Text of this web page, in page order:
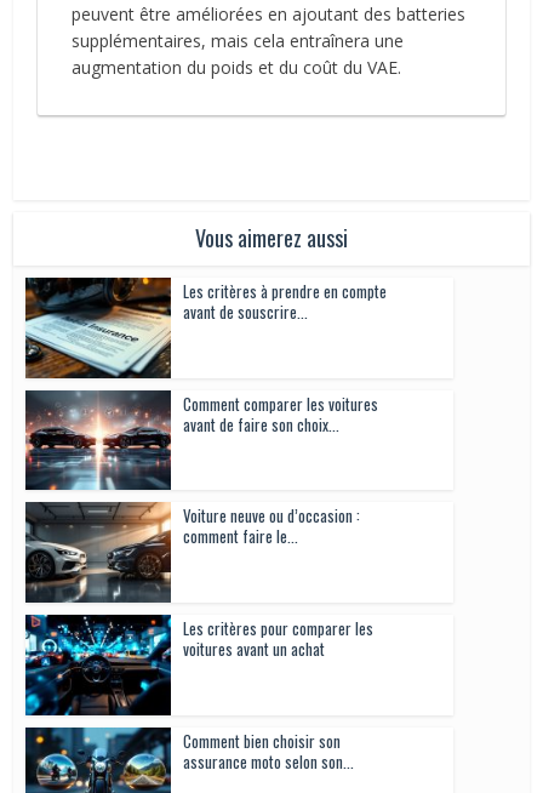
peuvent être améliorées en ajoutant des batteries
supplémentaires, mais cela entraînera une
augmentation du poids et du coût du VAE.
Vous aimerez aussi
Les critères à prendre en compte
avant de souscrire...
Comment comparer les voitures
avant de faire son choix...
Voiture neuve ou d’occasion :
comment faire le...
Les critères pour comparer les
voitures avant un achat
Comment bien choisir son
assurance moto selon son...